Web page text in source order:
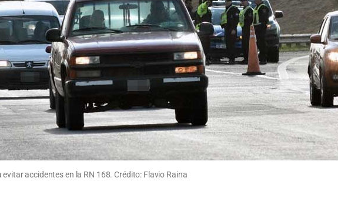
accidentes en la RN 168. Crédito: Flavio Raina